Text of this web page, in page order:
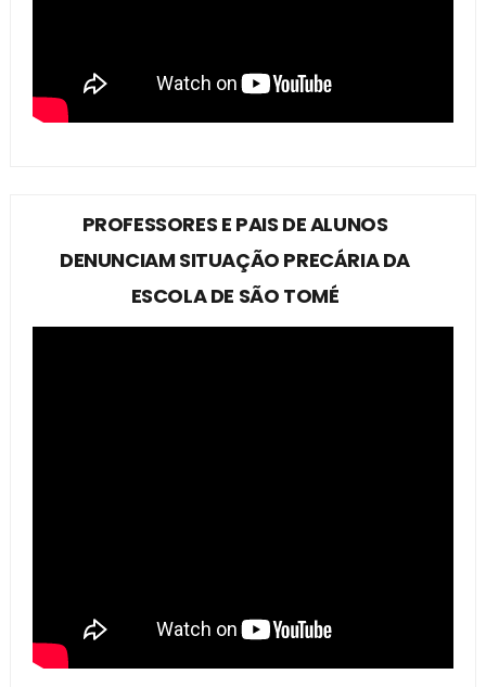
PROFESSORES E PAIS DE ALUNOS
DENUNCIAM SITUAÇÃO PRECÁRIA DA
ESCOLA DE SÃO TOMÉ